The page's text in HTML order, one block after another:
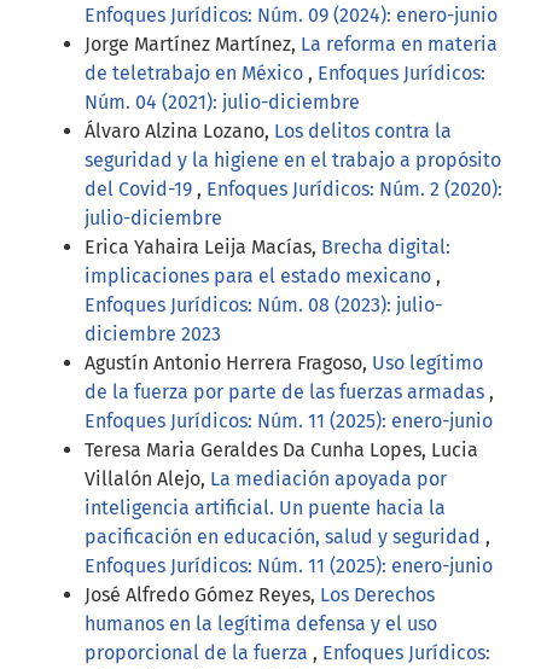
Enfoques Jurídicos: Núm. 09 (2024): enero-junio
Jorge Martínez Martínez, La reforma en materia
de teletrabajo en México , Enfoques Jurídicos:
Núm. 04 (2021): julio-diciembre
Álvaro Alzina Lozano, Los delitos contra la
seguridad y la higiene en el trabajo a propósito
del Covid-19 , Enfoques Jurídicos: Núm. 2 (2020):
julio-diciembre
Erica Yahaira Leija Macías, Brecha digital:
implicaciones para el estado mexicano ,
Enfoques Jurídicos: Núm. 08 (2023): julio-
diciembre 2023
Agustín Antonio Herrera Fragoso, Uso legítimo
de la fuerza por parte de las fuerzas armadas ,
Enfoques Jurídicos: Núm. 11 (2025): enero-junio
Teresa Maria Geraldes Da Cunha Lopes, Lucia
Villalón Alejo, La mediación apoyada por
inteligencia artificial. Un puente hacia la
pacificación en educación, salud y seguridad ,
Enfoques Jurídicos: Núm. 11 (2025): enero-junio
José Alfredo Gómez Reyes, Los Derechos
humanos en la legítima defensa y el uso
proporcional de la fuerza , Enfoques Jurídicos: